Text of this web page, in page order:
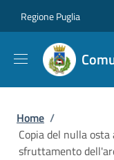
Regione Puglia
Briciole di
Home /
Copia del nulla
sfruttamento